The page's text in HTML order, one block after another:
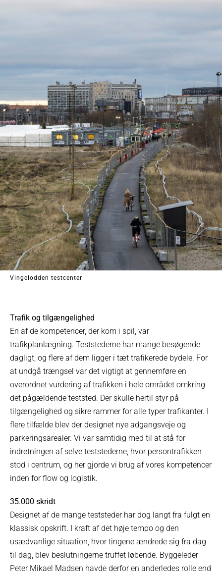
Vingelodden testcenter
Trafik og tilgængelighed
En af de kompetencer, der kom i spil, var
trafikplanlægning. Teststederne har mange besøgende
dagligt, og flere af dem ligger i tæt trafikerede bydele. For
at undgå trængsel var det vigtigt at gennemføre en
overordnet vurdering af trafikken i hele området omkring
det pågældende teststed. Der skulle hertil styr på
tilgængelighed og sikre rammer for alle typer trafikanter. I
flere tilfælde blev der designet nye adgangsveje og
parkeringsarealer. Vi var samtidig med til at stå for
indretningen af selve teststederne, hvor persontrafikken
stod i centrum, og her gjorde vi brug af vores kompetencer
inden for flow og logistik.
35.000 skridt
Designet af de mange teststeder har dog langt fra fulgt en
klassisk opskrift. I kraft af det høje tempo og den
usædvanlige situation, hvor tingene ændrede sig fra dag
til dag, blev beslutningerne truffet løbende. Byggeleder
Peter Mikael Madsen havde derfor en anderledes rolle end